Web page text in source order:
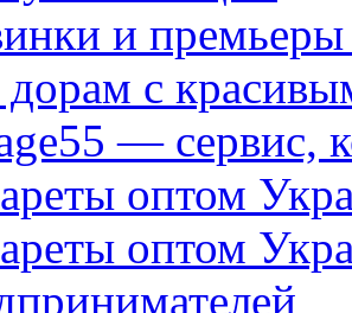
и
с
— сервис,
оптом
оптом